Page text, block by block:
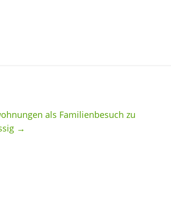
als Familienbesuch zu
→